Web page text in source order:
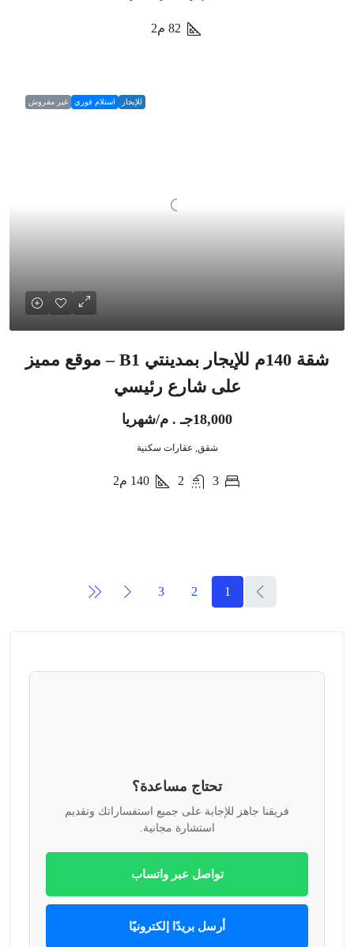
82 م2
للإيجار استلام فوري غير مفروش
شقة 140م للإيجار بمدينتي B1 – موقع مميز
على شارع رئيسي
18,000جـ . م/شهريا
شقق, عقارات سكنية
3
2
140 م2
1
2
3
تحتاج مساعدة؟
فريقنا جاهز للإجابة على جميع استفساراتك وتقديم
استشارة مجانية.
تواصل عبر واتساب
أرسل بريدًا إلكترونيًا